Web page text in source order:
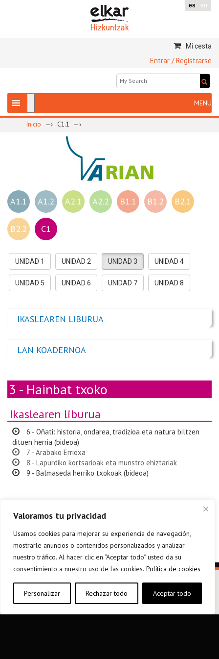
Valoramos tu privacidad
Usamos cookies para mejorar su experiencia de navegación,
mostrarle anuncios o contenidos personalizados y analizar
nuestro tráfico. Al hacer clic en “Aceptar todo” usted da su
consentimiento a nuestro uso de las cookies. Política de cookies
Personalizar Rechazar todo Aceptar todo
es eu
Mi cesta
Entrar / Registrarse
Inicio —› C1.1 —›
A1.1 A1.2 A2.1 A2.2 B1.1 B1.2 B2.1
B2.2 C1
UNIDAD 1 UNIDAD 2 UNIDAD 3 UNIDAD 4
UNIDAD 5 UNIDAD 6 UNIDAD 7 UNIDAD 8
IKASLEAREN LIBURUA
LAN KOADERNOA
3 - Hainbat txoko
Ikaslearen liburua
6 - Oñati: historia, ondarea, tradizioa eta natura biltzen
dituen herria (bideoa)
7 - Arabako Errioxa
8 - Lapurdiko kortsarioak eta munstro ehiztariak
9 - Balmaseda herriko txokoak (bideoa)